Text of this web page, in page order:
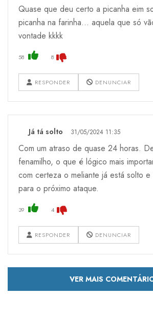
Quase que deu certo a picanha eim
picanha na farinha… aquela que só
vontade kkkk
58 8
RESPONDER DENUNCIAR
Já tá solto 31/05/2024 11:35
Com um atraso de quase 24 horas.
fenamilho, o que é lógico mais
com certeza o meliante já está solto
para o próximo ataque.
39 4
RESPONDER DENUNCIAR
VER MAIS